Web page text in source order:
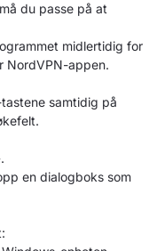
du passe på at
midlertidig for
NordVPN-appen.
samtidig på
en dialogboks som